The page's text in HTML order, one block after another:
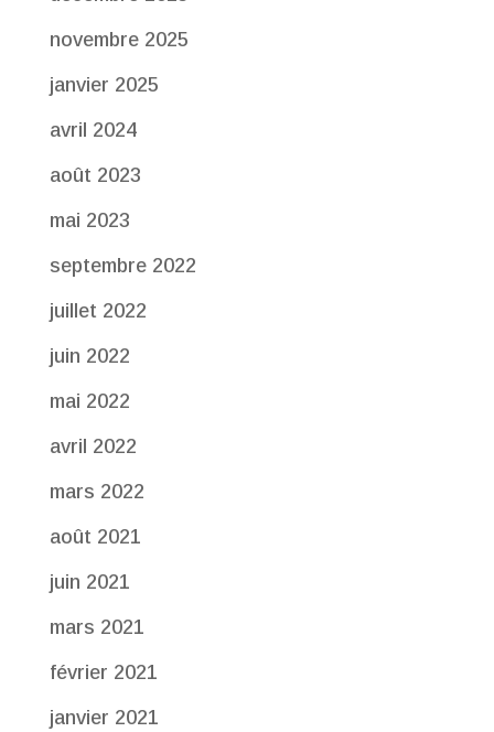
novembre 2025
janvier 2025
avril 2024
août 2023
mai 2023
septembre 2022
juillet 2022
juin 2022
mai 2022
avril 2022
mars 2022
août 2021
juin 2021
mars 2021
février 2021
janvier 2021